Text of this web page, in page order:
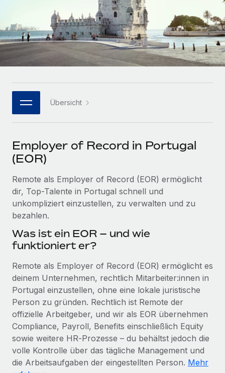
Remote Embedded
Nahtlose Integration der HR in bestehende Abläufe
Plattform
Integrierte HR-Kernfunktionen für dein Team
MCP
Integrationen
Tools
DIENSTLEISTUNGEN
Frag unsere Expert:innen
Hilfe von Expert:innen für globale HR & Compliance
Background-Checks
Einfacheres Bewerber:innen-Screening
Compliance Watchtower
Lückenlose Compliance
Geräteverwaltung
Globale Bereitstellung und Verfolgung von IT-
Geräten
Gründung von Niederlassungen
Schnelle, rechtssichere Gründung von
Niederlassungen
Maßgeschneiderte HR-Lösungen, um Teams zu
vergrößern
Enterprise
Globale HR für Konzerne und Großunternehmen
PARTNER WERDEN
Flexible Einbettung von Global-HR-Funktionen in deine
Partner werden
Entdecke die Möglichkeiten einer Partnerschaft
Remote Build
Beratung zu Integrationen und KI-Automatisierung
FALLSTUDIEN
Remote um 120 % vergrößert
Weaviate auf einen Blick Weaviate entwickelt KI-basierte
Open-Source-Infrastrukturen. Das...
Mehr erfahren
Strategische Partnerschaft zwischen
Reverse Tech und Remote für Contractor
Management und Payroll
Forschung und Leitfäden
Fallstudien
HR-Glossar
Bibliothek für Stellenbeschreibungen
Webinare
Events
Newsroom
Informationen zu Gehältern und Qualifikationen
Insights Center
Alle Ressourcen anzeigen
BLOG
Globale Payroll
EOR und PEO
Contractor Management
Italiano
Português (Portugal)
한국어 Übersicht
Employer of Record in Portugal
(EOR)
Remote als Employer of Record (EOR) ermöglicht
dir, Top-Talente in Portugal schnell und
unkompliziert einzustellen, zu verwalten und zu
bezahlen.
Was ist ein EOR – und wie
funktioniert er?
Remote als Employer of Record (EOR) ermöglicht es
deinem Unternehmen, rechtlich Mitarbeiter:innen in
Portugal einzustellen, ohne eine lokale juristische
Person zu gründen. Rechtlich ist Remote der
offizielle Arbeitgeber, und wir als EOR übernehmen
Compliance, Payroll, Benefits einschließlich Equity
sowie weitere HR‑Prozesse – du behältst jedoch die
volle Kontrolle über das tägliche Management und
die Arbeitsaufgaben der eingestellten Person. Mehr